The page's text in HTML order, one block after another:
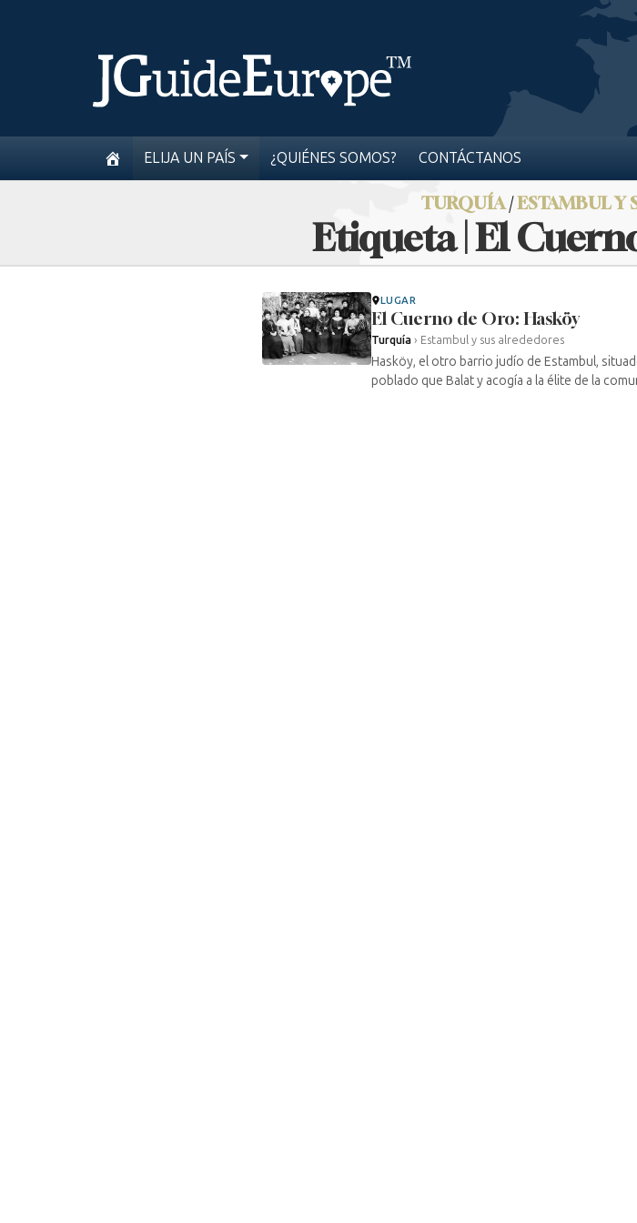
ELIJA UN PAÍS ¿QUIÉNES SOMOS? CONTÁCTANOS
TURQUÍA/ESTAMBUL Y
Etiqueta | El
LUGAR
El Cuerno de Oro: Hasköy
Turquía › Estambul y sus alrededores
Hasköy, el otro barrio judío de Estambul,
poblado que Balat y acogía a la élite de la